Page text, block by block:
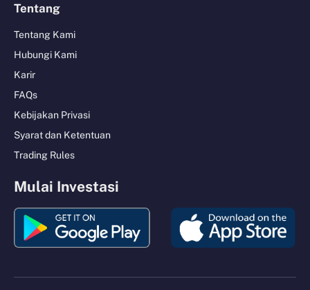
Tentang
Tentang Kami
Hubungi Kami
Karir
FAQs
Kebijakan Privasi
Syarat dan Ketentuan
Trading Rules
Mulai Investasi